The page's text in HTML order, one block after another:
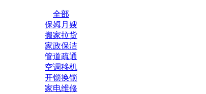
全部
保姆月嫂
搬家拉货
家政保洁
管道疏通
空调移机
开锁换锁
家电维修